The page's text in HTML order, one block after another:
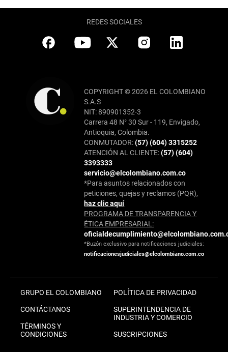
REDES SOCIALES
COPYRIGHT © 2026 EL COLOMBIANO
S.A.S
NIT: 890901352-3
Carrera 48 N° 30 Sur - 119, Envigado,
Antioquia, Colombia.
CONMUTADOR:(57) (604) 3315252
ATENCIÓN AL CLIENTE:(57) (604)
3393333
servicio@elcolombiano.com.co
*Para asuntos relacionados con
peticiones, quejas y reclamos (PQR),
haz clic aquí
PROGRAMA DE TRANSPARENCIA Y
ÉTICA EMPRESARIAL:
*Buzón exclusivo para notificaciones judiciales:
notificacionesjudiciales@elcolombiano.com.co
GRUPO EL COLOMBIANO
CONTÁCTANOS
TÉRMINOS Y
CONDICIONES
POLÍTICA DE PRIVACIDAD
SUPERINTENDENCIA DE
INDUSTRIA Y COMERCIO
SUSCRIPCIONES